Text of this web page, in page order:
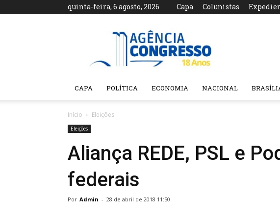
quinta-feira, 6 agosto, 2026 Capa Colunistas
Agência
CAPA POLÍTICA ECONOMIA NACIONAL
Início Eleições
Eleições
Aliança REDE, PSL e
federais
Por Admin - 28 de abril de 2018 11:50